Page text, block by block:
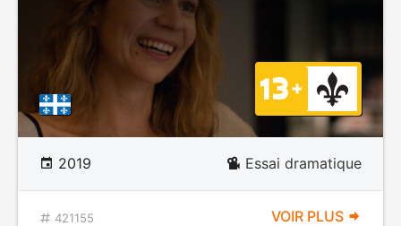
2019 Essai dramatique
421155 VOIR PLUS